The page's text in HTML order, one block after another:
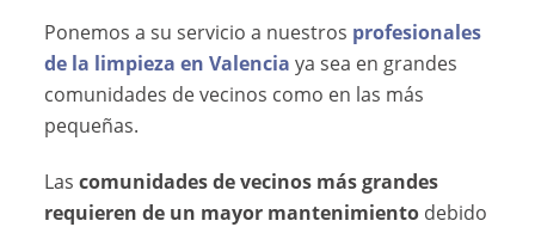
Ponemos a su servicio a nuestros profesionales
de la limpieza en Valencia ya sea en grandes
comunidades de vecinos como en las más
pequeñas.
Lascomunidades de vecinos más grandes
requieren de un mayor mantenimiento debido